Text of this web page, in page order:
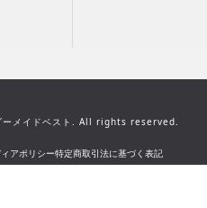
メイドベスト. All rights reserved.
アポリシー特定商取引法に基づく表記